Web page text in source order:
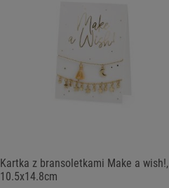
Kartka z bransoletkami Make a wish!,
10.5x14.8cm